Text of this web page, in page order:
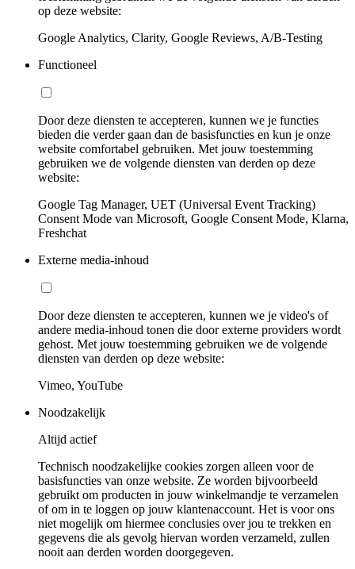
op deze website:
Google Analytics, Clarity, Google Reviews, A/B-Testing
Functioneel
Door deze diensten te accepteren, kunnen we je functies
bieden die verder gaan dan de basisfuncties en kun je onze
website comfortabel gebruiken. Met jouw toestemming
gebruiken we de volgende diensten van derden op deze
website:
Google Tag Manager, UET (Universal Event Tracking)
Consent Mode van Microsoft, Google Consent Mode, Klarna,
Freshchat
Externe media-inhoud
Door deze diensten te accepteren, kunnen we je video's of
andere media-inhoud tonen die door externe providers wordt
gehost. Met jouw toestemming gebruiken we de volgende
diensten van derden op deze website:
Vimeo, YouTube
Noodzakelijk
Altijd actief
Technisch noodzakelijke cookies zorgen alleen voor de
basisfuncties van onze website. Ze worden bijvoorbeeld
gebruikt om producten in jouw winkelmandje te verzamelen
of om in te loggen op jouw klantenaccount. Het is voor ons
niet mogelijk om hiermee conclusies over jou te trekken en
gegevens die als gevolg hiervan worden verzameld, zullen
nooit aan derden worden doorgegeven.